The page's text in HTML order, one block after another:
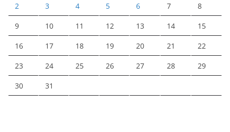
2 3 4 5 6 7 8
9 10 11 12 13 14 15
16 17 18 19 20 21 22
23 24 25 26 27 28 29
30 31